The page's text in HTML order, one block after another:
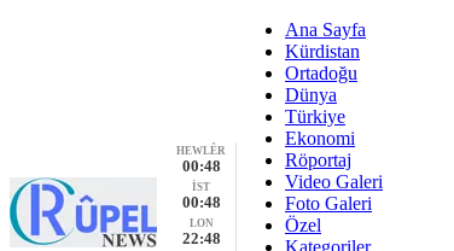
HEWLÊR
00:48
İST
00:48
LON
22:48
Ana Sayfa
Kürdistan
Ortadoğu
Dünya
Türkiye
Ekonomi
Röportaj
Video Galeri
Foto Galeri
Özel
Kategoriler